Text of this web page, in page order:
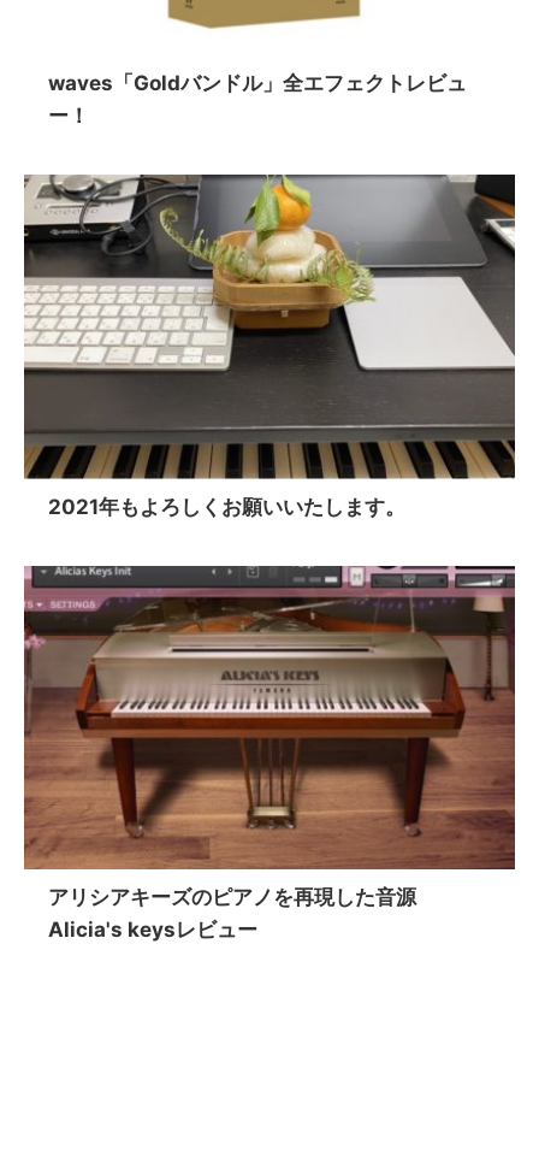
waves「Goldバンドル」全エフェクトレビュ
ー！
2021年もよろしくお願いいたします。
アリシアキーズのピアノを再現した音源
Alicia's keysレビュー